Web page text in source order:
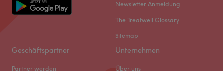
Newsletter Anmeldung
The Treatwell Glossary
Sitemap
Geschäftspartner
Partner werden
Unternehmen
Über uns